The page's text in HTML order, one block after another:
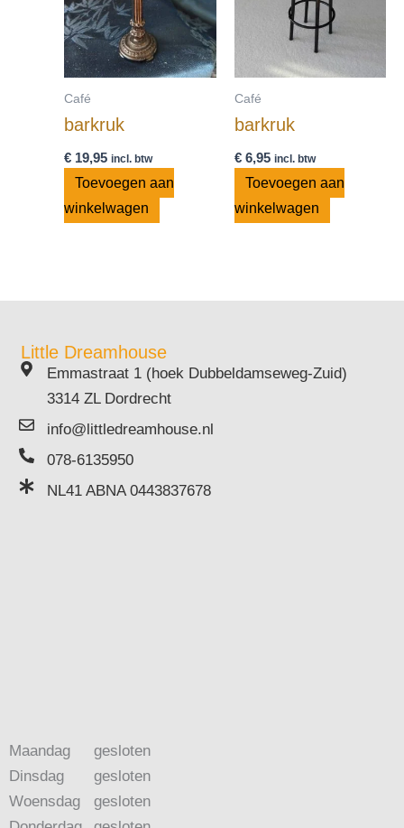
Café
barkruk
€ 19,95 incl. btw
Toevoegen aan
winkelwagen
Café
barkruk
€6,95 incl. btw
Toevoegen aan
winkelwagen
Little Dreamhouse
Emmastraat 1 (hoek Dubbeldamseweg-Zuid)
3314 ZL Dordrecht
info@littledreamhouse.nl
078-6135950
NL41 ABNA 0443837678
Maandag
Dinsdag
Woensdag
gesloten
gesloten
gesloten